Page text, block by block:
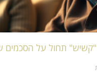
תחול על הסכמים